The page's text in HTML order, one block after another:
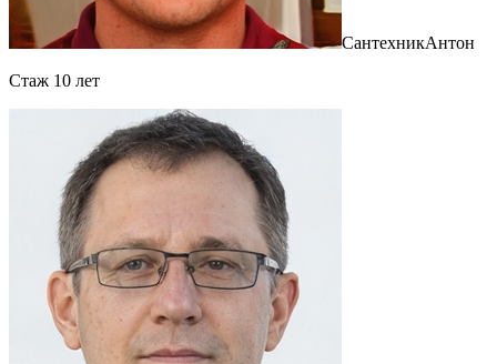
СантехникАнтон
Cтаж 10 лет